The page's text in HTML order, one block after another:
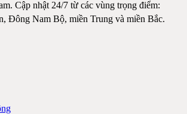
Cập nhật 24/7 từ các vùng trọng điểm:
Đông Nam Bộ, miền Trung và miền Bắc.